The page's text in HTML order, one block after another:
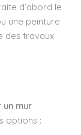
d’abord le
une peinture
des travaux
un mur
options :